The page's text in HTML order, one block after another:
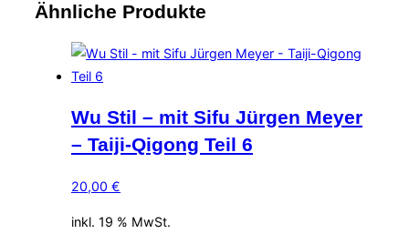
Ähnliche Produkte
Wu Stil – mit Sifu Jürgen Meyer
– Taiji-Qigong Teil 6
20,00 €
inkl. 19 % MwSt.